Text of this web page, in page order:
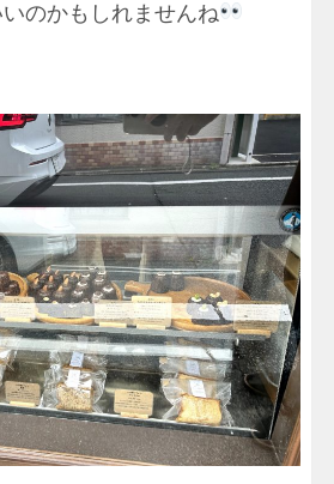
のかもしれませんね